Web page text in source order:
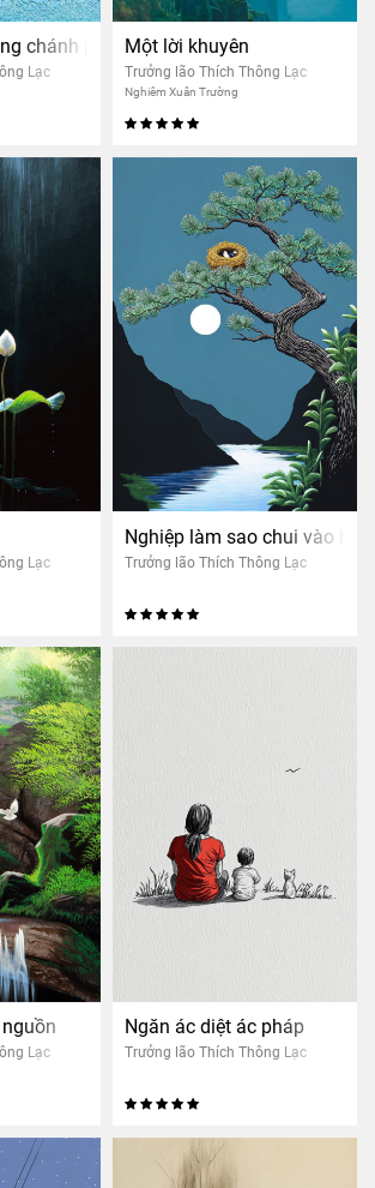
chánh pháp
Lạc
Một lời khuyên
Trưởng lão Thích Thông Lạc
Nghiêm Xuân Trường
Lạc
Nghiệp làm sao chui vào
Trưởng lão Thích Thông Lạc
Lạc
Ngăn ác diệt ác pháp
Trưởng lão Thích Thông Lạc